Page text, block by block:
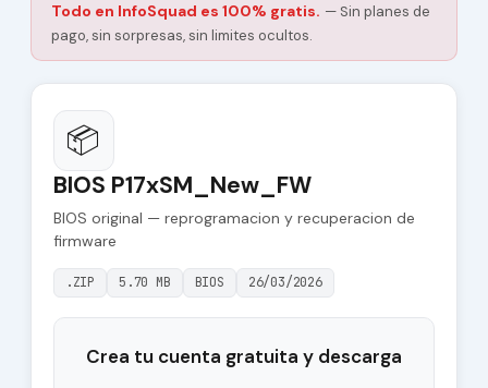
Todo en InfoSquad es 100% gratis. — Sin planes de
pago, sin sorpresas, sin limites ocultos.
📦
BIOS P17xSM_New_FW
BIOS original — reprogramacion y recuperacion de
firmware
.ZIP 5.70 MB BIOS 26/03/2026
Crea tu cuenta gratuita y descarga